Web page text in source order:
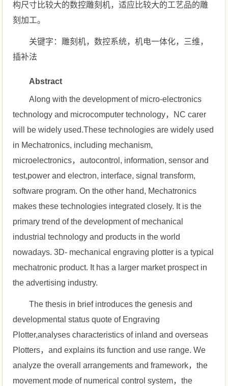
构尺寸比较大的数控雕刻机，适应比较大的工艺品的雕
刻加工。
关键字：雕刻机，数控系统，机电一体化，三维，
插补法
Abstract
Along with the development of micro-electronics
technology and microcomputer technology，NC carer
will be widely used.These technologies are widely used
in Mechatronics, including mechanism,
microelectronics，autocontrol, information, sensor and
test,power and electron, interface, signal transform,
software program. On the other hand, Mechatronics
makes these technologies integrated closely. It is the
primary trend of the development of mechanical
industrial technology and products in the world
nowadays. 3D- mechanical engraving plotter is a typical
mechatronic product. It has a larger market prospect in
the advertising industry.
The thesis in brief introduces the genesis and
developmental status quote of Engraving
Plotter,analyses characteristics of inland and overseas
Plotters，and explains its function and use range. We
analyze the overall arrangements and framework，the
movement mode of numerical control system，the